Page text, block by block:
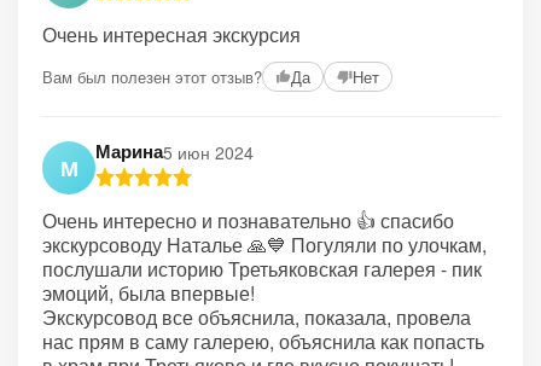
Очень интересная экскурсия
Вам был полезен этот отзыв? Да Нет
М
Марина5 июн 2024
Очень интересно и познавательно 👍 спасибо
экскурсоводу Наталье 🙏💙 Погуляли по улочкам,
послушали историю Третьяковская галерея - пик
эмоций, была впервые!
Экскурсовод все объяснила, показала, провела
нас прям в саму галерею, объяснила как попасть